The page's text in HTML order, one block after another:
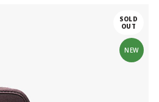
SOLD
OUT
NEW